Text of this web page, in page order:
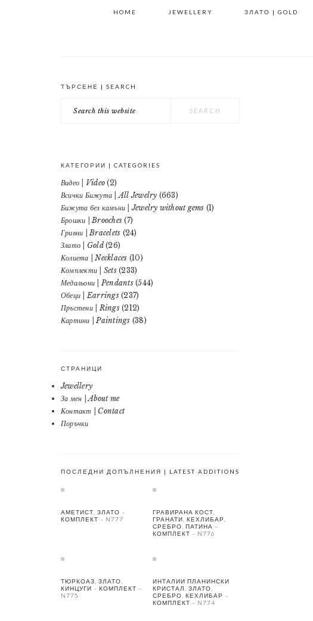
HOME JEWELLERY ЗЛАТО | GOLD
PRIMARY
SIDEBAR
ТЪРСЕНЕ | SEARCH
this
КАТЕГОРИИ | CATEGORIES
Видео | Video (2)
Всички Бижута | All Jewelry (663)
Бижута без камъни | Jewelry without gems (1)
Брошки | Brooches (7)
Гривни | Bracelets (24)
Злато | Gold(26)
Колиета | Necklaces (10)
Комплекти | Sets(233)
Медальони | Pendants(544)
Обеци | Earrings(237)
Пръстени | Rings(212)
Картини | Paintings (38)
СТРАНИЦИ
Jewellery
За мен | About me
Контакт | Contact
Поръчки
ПОСЛЕДНИ ДОПЪЛНЕНИЯ | LATEST ADDITIONS
АМЕТИСТ, ЗЛАТО –
КОМПЛЕКТ – N777
ГРАВИРАНА КОСТ,
ГРАНАТИ, КЕХЛИБАР,
СРЕБРО, ПАТИНА –
КОМПЛЕКТ – N776
ТЮРКОАЗ, ЗЛАТО,
КИНЦУГИ – КОМПЛЕКТ –
N775
ИНТАЛИИ ПЛАНИНСКИ
КРИСТАЛ, ЗЛАТО,
СРЕБРО, КЕХЛИБАР –
КОМПЛЕКТ – N774